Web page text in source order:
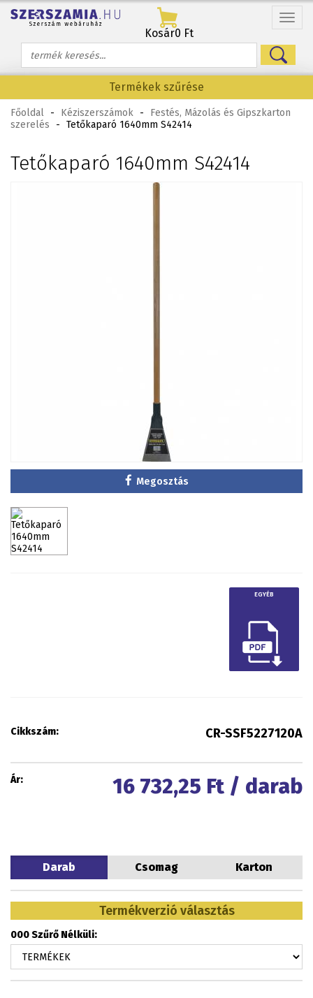
Menü
Kosár0 Ft
Termékek szűrése
Főoldal - Kéziszerszámok -
Festés, Mázolás és Gipszkarton
szerelés
- Tetőkaparó 1640mm S42414
Tetőkaparó 1640mm S42414
Megosztás
EGYÉB
Cikkszám: CR-SSF5227120A
Ár: 16 732,25 Ft / darab
Darab Csomag Karton
Termékverzió választás
000 Szűrő Nélküli: